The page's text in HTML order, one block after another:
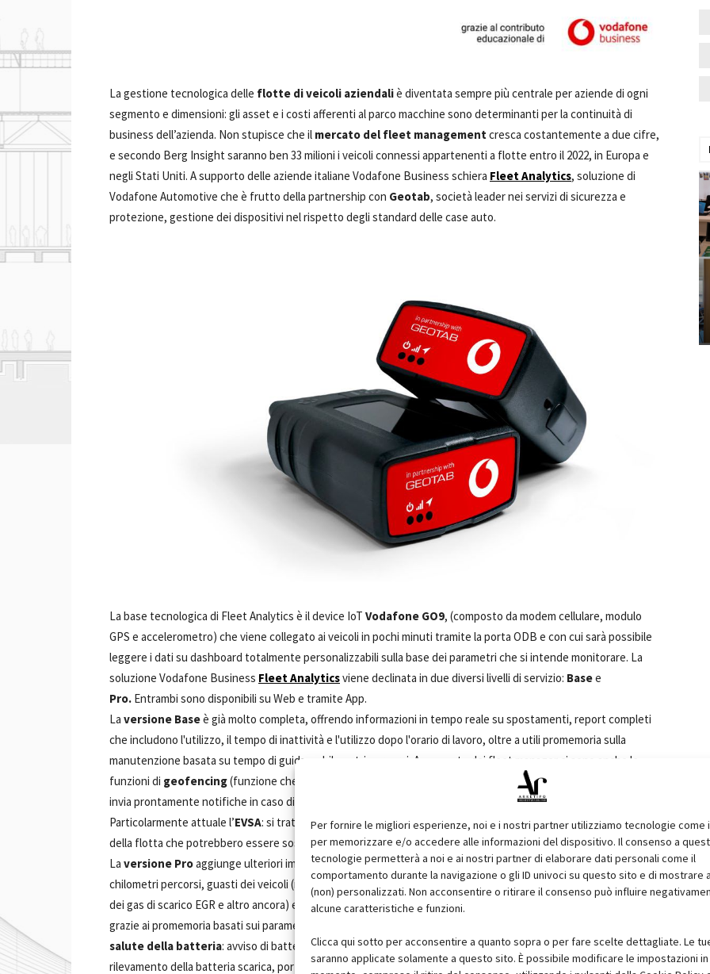
Per fornire le migliori esperienze, noi e i nostri partner utilizziamo tecnologie come
per memorizzare e/o accedere alle informazioni del dispositivo. Il consenso a
tecnologie permetterà a noi e ai nostri partner di elaborare dati personali come il
comportamento durante la navigazione o gli ID univoci su questo sito e di mostrare
(non) personalizzati. Non acconsentire o ritirare il consenso può influire
alcune caratteristiche e funzioni.
Clicca qui sotto per acconsentire a quanto sopra o per fare scelte dettagliate. Le
saranno applicate solamente a questo sito. È possibile modificare le impostazioni
La gestione tecnologica delle flotte di veicoli aziendaliè diventata sempre più centrale per aziende di ogni
segmento e dimensioni: gli asset e i costi afferenti al parco macchine sono determinanti per la continuità di
business dell’azienda. Non stupisce che il mercato del fleet managementcresca costantemente a due cifre,
e secondo Berg Insight saranno ben 33 milioni i veicoli connessi appartenenti a flotte entro il 2022, in Europa e
negli Stati Uniti. A supporto delle aziende italiane Vodafone Business schiera Fleet Analytics, soluzione di
Vodafone Automotive che è frutto della partnership con Geotab, società leader nei servizi di sicurezza e
protezione, gestione dei dispositivi nel rispetto degli standard delle case auto.
La base tecnologica di Fleet Analytics è il device IoT Vodafone GO9, (composto da modem cellulare, modulo
GPS e accelerometro) che viene collegato ai veicoli in pochi minuti tramite la porta ODB e con cui sarà possibile
leggere i dati su dashboard totalmente personalizzabili sulla base dei parametri che si intende monitorare. La
soluzione Vodafone Business Fleet Analyticsviene declinata in due diversi livelli di servizio: Basee
Pro. Entrambi sono disponibili su Web e tramite App.
La versione Baseè già molto completa, offrendo informazioni in tempo reale su spostamenti, report completi
che includono l'utilizzo, il tempo di inattività e l'utilizzo dopo l'orario di lavoro, oltre a utili promemoria sulla
manutenzione basata su tempo di guida e chilometri percorsi. A supporto dei fleet manager ci sono anche le
funzioni di geofencing(funzione che permette di delimitare un perimetro virtuale per l’uso dei veicoli, e che
invia prontamente notifiche in caso di superamento dei confini stessi).
Particolarmente attuale l’EVSA: si tratta di uno strumento creato per aiutare le aziende a individuare i veicoli
della flotta che potrebbero essere sostituiti con veicoli elettrici.
La versione Proaggiunge ulteriori importanti funzionalità, come ladiagnostica avanzata: carburante,
chilometri percorsi, guasti dei veicoli (motore, temperatura del liquido dei freni, pressione pneumatici, ricircolo
dei gas di scarico EGR e altro ancora) e cinture di sicurezza. Anche la manutenzione migliora ulteriormente,
grazie ai promemoria basati sui parametri ricevuti dal motore. Si aggiunge anche la
salute della batteria: avviso di batteria scarica e monitoraggio della tensione quando il veicolo è spento,
rilevamento della batteria scarica, porta aperta, luci accese e altro ancora. Trattandosi di un componente fra i